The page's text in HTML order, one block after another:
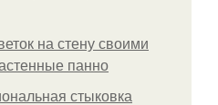
на стену своими
панно
стыковка